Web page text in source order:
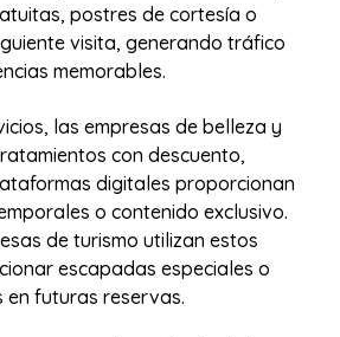
postres de cortesía o
visita, generando tráfico
memorables.
las empresas de belleza y
con descuento,
digitales proporcionan
o contenido exclusivo.
de turismo utilizan estos
escapadas especiales o
futuras reservas.